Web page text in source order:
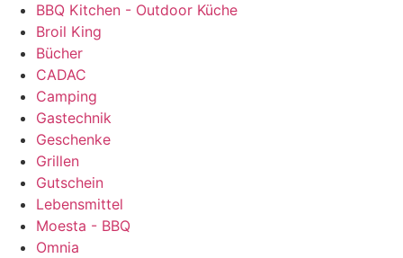
BBQ Kitchen - Outdoor Küche
Broil King
Bücher
CADAC
Camping
Gastechnik
Geschenke
Grillen
Gutschein
Lebensmittel
Moesta - BBQ
Omnia